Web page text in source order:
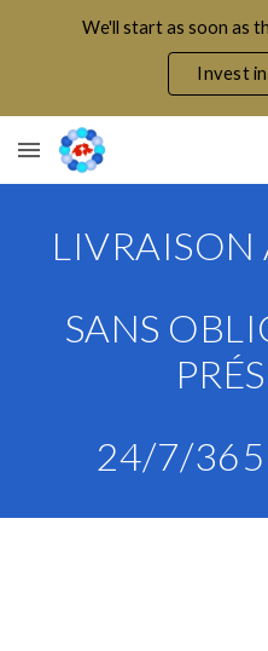
We'll start as soon as
Invest
SANS
24/7/365